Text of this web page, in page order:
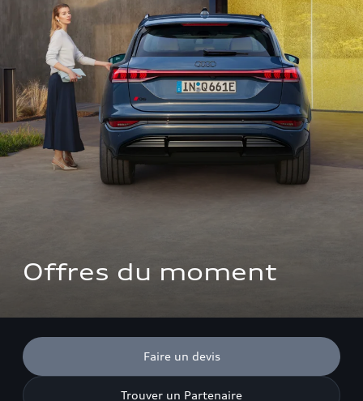
Offres du moment
Faire un devis
Trouver un Partenaire